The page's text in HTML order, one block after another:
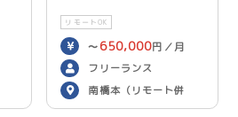
リモートOK
〜 650,000円／月
フリーランス
南橋本（リモート併
用）